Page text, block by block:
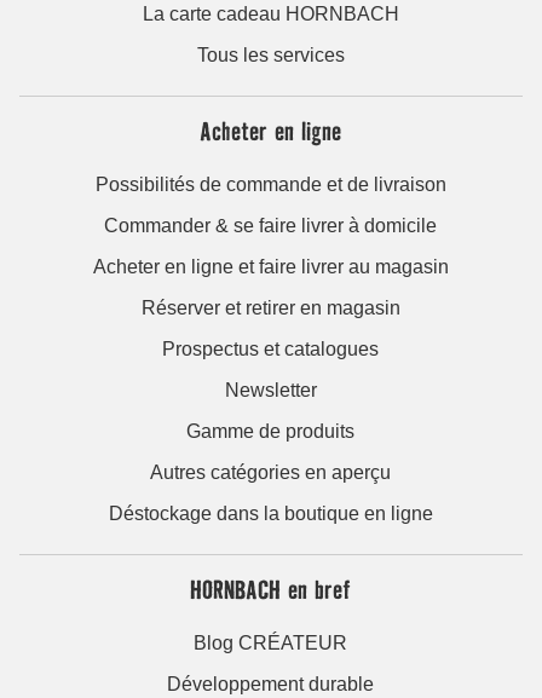
La carte cadeau HORNBACH
Tous les services
Acheter en ligne
Possibilités de commande et de livraison
Commander & se faire livrer à domicile
Acheter en ligne et faire livrer au magasin
Réserver et retirer en magasin
Prospectus et catalogues
Newsletter
Gamme de produits
Autres catégories en aperçu
Déstockage dans la boutique en ligne
HORNBACH en bref
Blog CRÉATEUR
Développement durable